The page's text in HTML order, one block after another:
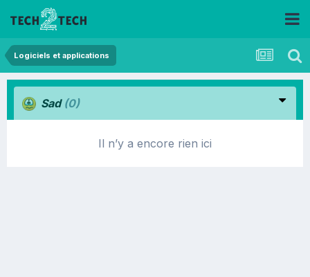
Logiciels et applications
Sad (0)
Il n’y a encore rien ici